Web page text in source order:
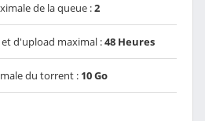
de la queue :2
d'upload maximal :48 Heures
du torrent : 10 Go